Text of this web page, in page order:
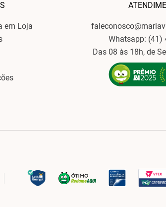
em Loja
Whatsapp: (41)
Das 08 às 18h, de